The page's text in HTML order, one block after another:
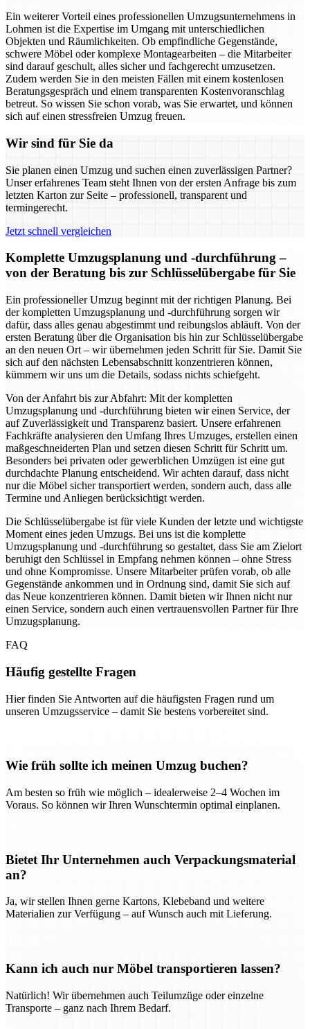
Ein weiterer Vorteil eines professionellen Umzugsunternehmens in
Lohmen ist die Expertise im Umgang mit unterschiedlichen
Objekten und Räumlichkeiten. Ob empfindliche Gegenstände,
schwere Möbel oder komplexe Montagearbeiten – die Mitarbeiter
sind darauf geschult, alles sicher und fachgerecht umzusetzen.
Zudem werden Sie in den meisten Fällen mit einem kostenlosen
Beratungsgespräch und einem transparenten Kostenvoranschlag
betreut. So wissen Sie schon vorab, was Sie erwartet, und können
sich auf einen stressfreien Umzug freuen.
Wir sind für Sie da
Sie planen einen Umzug und suchen einen zuverlässigen Partner?
Unser erfahrenes Team steht Ihnen von der ersten Anfrage bis zum
letzten Karton zur Seite – professionell, transparent und
termingerecht.
Jetzt schnell vergleichen
Komplette Umzugsplanung und -durchführung –
von der Beratung bis zur Schlüsselübergabe für Sie
Ein professioneller Umzug beginnt mit der richtigen Planung. Bei
der kompletten Umzugsplanung und -durchführung sorgen wir
dafür, dass alles genau abgestimmt und reibungslos abläuft. Von der
ersten Beratung über die Organisation bis hin zur Schlüsselübergabe
an den neuen Ort – wir übernehmen jeden Schritt für Sie. Damit Sie
sich auf den nächsten Lebensabschnitt konzentrieren können,
kümmern wir uns um die Details, sodass nichts schiefgeht.
Von der Anfahrt bis zur Abfahrt: Mit der kompletten
Umzugsplanung und -durchführung bieten wir einen Service, der
auf Zuverlässigkeit und Transparenz basiert. Unsere erfahrenen
Fachkräfte analysieren den Umfang Ihres Umzuges, erstellen einen
maßgeschneiderten Plan und setzen diesen Schritt für Schritt um.
Besonders bei privaten oder gewerblichen Umzügen ist eine gut
durchdachte Planung entscheidend. Wir achten darauf, dass nicht
nur die Möbel sicher transportiert werden, sondern auch, dass alle
Termine und Anliegen berücksichtigt werden.
Die Schlüsselübergabe ist für viele Kunden der letzte und wichtigste
Moment eines jeden Umzugs. Bei uns ist die komplette
Umzugsplanung und -durchführung so gestaltet, dass Sie am Zielort
beruhigt den Schlüssel in Empfang nehmen können – ohne Stress
und ohne Kompromisse. Unsere Mitarbeiter prüfen vorab, ob alle
Gegenstände ankommen und in Ordnung sind, damit Sie sich auf
das Neue konzentrieren können. Damit bieten wir Ihnen nicht nur
einen Service, sondern auch einen vertrauensvollen Partner für Ihre
Umzugsplanung.
FAQ
Häufig gestellte Fragen
Hier finden Sie Antworten auf die häufigsten Fragen rund um
unseren Umzugsservice – damit Sie bestens vorbereitet sind.
Wie früh sollte ich meinen Umzug buchen?
Am besten so früh wie möglich – idealerweise 2–4 Wochen im
Voraus. So können wir Ihren Wunschtermin optimal einplanen.
Bietet Ihr Unternehmen auch Verpackungsmaterial
an?
Ja, wir stellen Ihnen gerne Kartons, Klebeband und weitere
Materialien zur Verfügung – auf Wunsch auch mit Lieferung.
Kann ich auch nur Möbel transportieren lassen?
Natürlich! Wir übernehmen auch Teilumzüge oder einzelne
Transporte – ganz nach Ihrem Bedarf.